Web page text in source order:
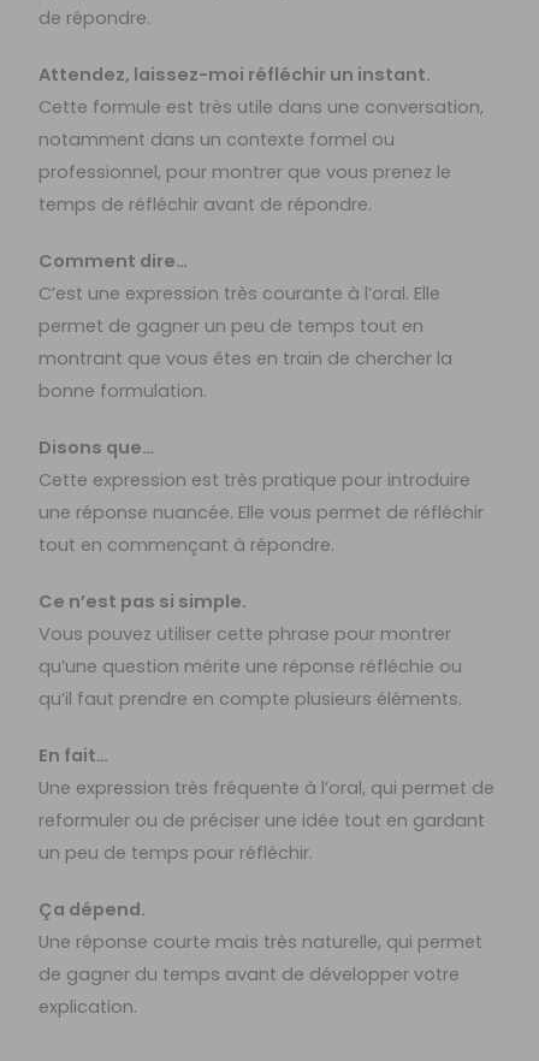
de répondre.
Attendez, laissez-moi réfléchir un instant.
Cette formule est très utile dans une conversation,
notamment dans un contexte formel ou
professionnel, pour montrer que vous prenez le
temps de réfléchir avant de répondre.
Comment dire…
C’est une expression très courante à l’oral. Elle
permet de gagner un peu de temps tout en
montrant que vous êtes en train de chercher la
bonne formulation.
Disons que…
Cette expression est très pratique pour introduire
une réponse nuancée. Elle vous permet de réfléchir
tout en commençant à répondre.
Ce n’est pas si simple.
Vous pouvez utiliser cette phrase pour montrer
qu’une question mérite une réponse réfléchie ou
qu’il faut prendre en compte plusieurs éléments.
En fait…
Une expression très fréquente à l’oral, qui permet de
reformuler ou de préciser une idée tout en gardant
un peu de temps pour réfléchir.
Ça dépend.
Une réponse courte mais très naturelle, qui permet
de gagner du temps avant de développer votre
explication.